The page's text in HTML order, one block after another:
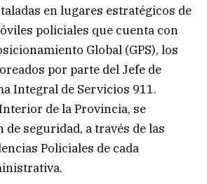
en lugares estratégicos de
policiales que cuenta con
Global (GPS), los
por parte del Jefe de
Integral de Servicios 911.
de la Provincia, se
de seguridad, a través de las
Policiales de cada